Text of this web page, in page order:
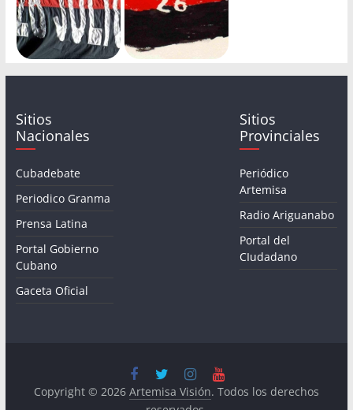
Sitios
Nacionales
Cubadebate
Periodico Granma
Prensa Latina
Portal Gobierno
Cubano
Gaceta Oficial
Sitios
Provinciales
Periódico
Artemisa
Radio Ariguanabo
Portal del
CIudadano
Copyright © 2026 Artemisa Visión. Todos los derechos